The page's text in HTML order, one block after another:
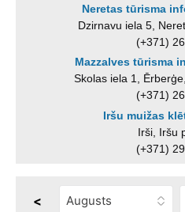
Neretas tūrisma
Dzirnavu iela 5,
(+371)
Mazzalves tūrisma
Skolas iela 1,
(+371)
Iršu muižas
Irši, Iršu
(+371)
<